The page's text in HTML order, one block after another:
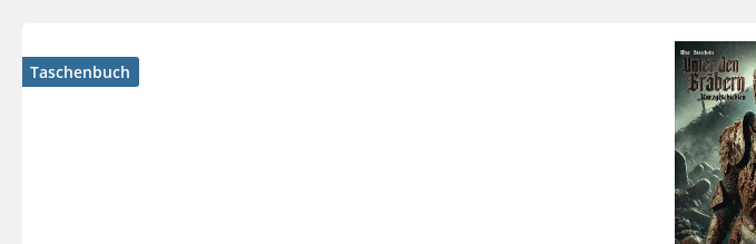
Taschenbuch